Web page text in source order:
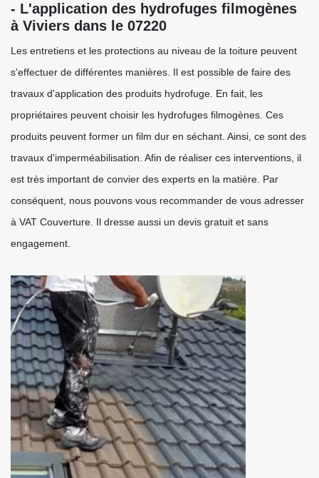
- L'application des hydrofuges filmogènes
à Viviers dans le 07220
Les entretiens et les protections au niveau de la toiture peuvent
s'effectuer de différentes manières. Il est possible de faire des
travaux d'application des produits hydrofuge. En fait, les
propriétaires peuvent choisir les hydrofuges filmogènes. Ces
produits peuvent former un film dur en séchant. Ainsi, ce sont des
travaux d'imperméabilisation. Afin de réaliser ces interventions, il
est très important de convier des experts en la matière. Par
conséquent, nous pouvons vous recommander de vous adresser
à VAT Couverture. Il dresse aussi un devis gratuit et sans
engagement.